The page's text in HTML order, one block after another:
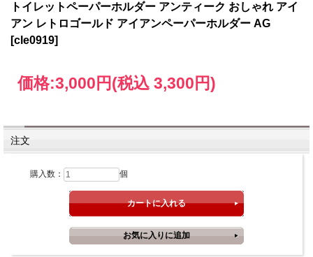
トイレットペーパーホルダー アンティーク おしゃれ アイ
アン レトロゴールド アイアンペーパーホルダー AG
[cle0919]
価格:3,000円(税込 3,300円)
注文
購入数： 個